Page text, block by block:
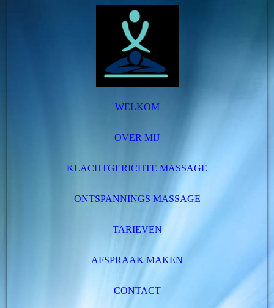
WELKOM
OVER MIJ
KLACHTGERICHTE MASSAGE
ONTSPANNINGS MASSAGE
TARIEVEN
AFSPRAAK MAKEN
CONTACT